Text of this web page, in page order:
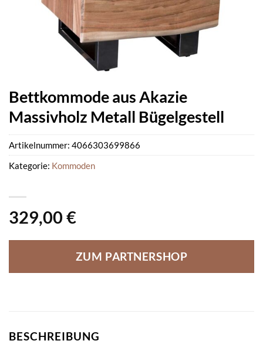
Bettkommode aus Akazie
Massivholz Metall Bügelgestell
329,00 €
ZUM PARTNERSHOP
Artikelnummer: 4066303699866
Kategorie: Kommoden
BESCHREIBUNG